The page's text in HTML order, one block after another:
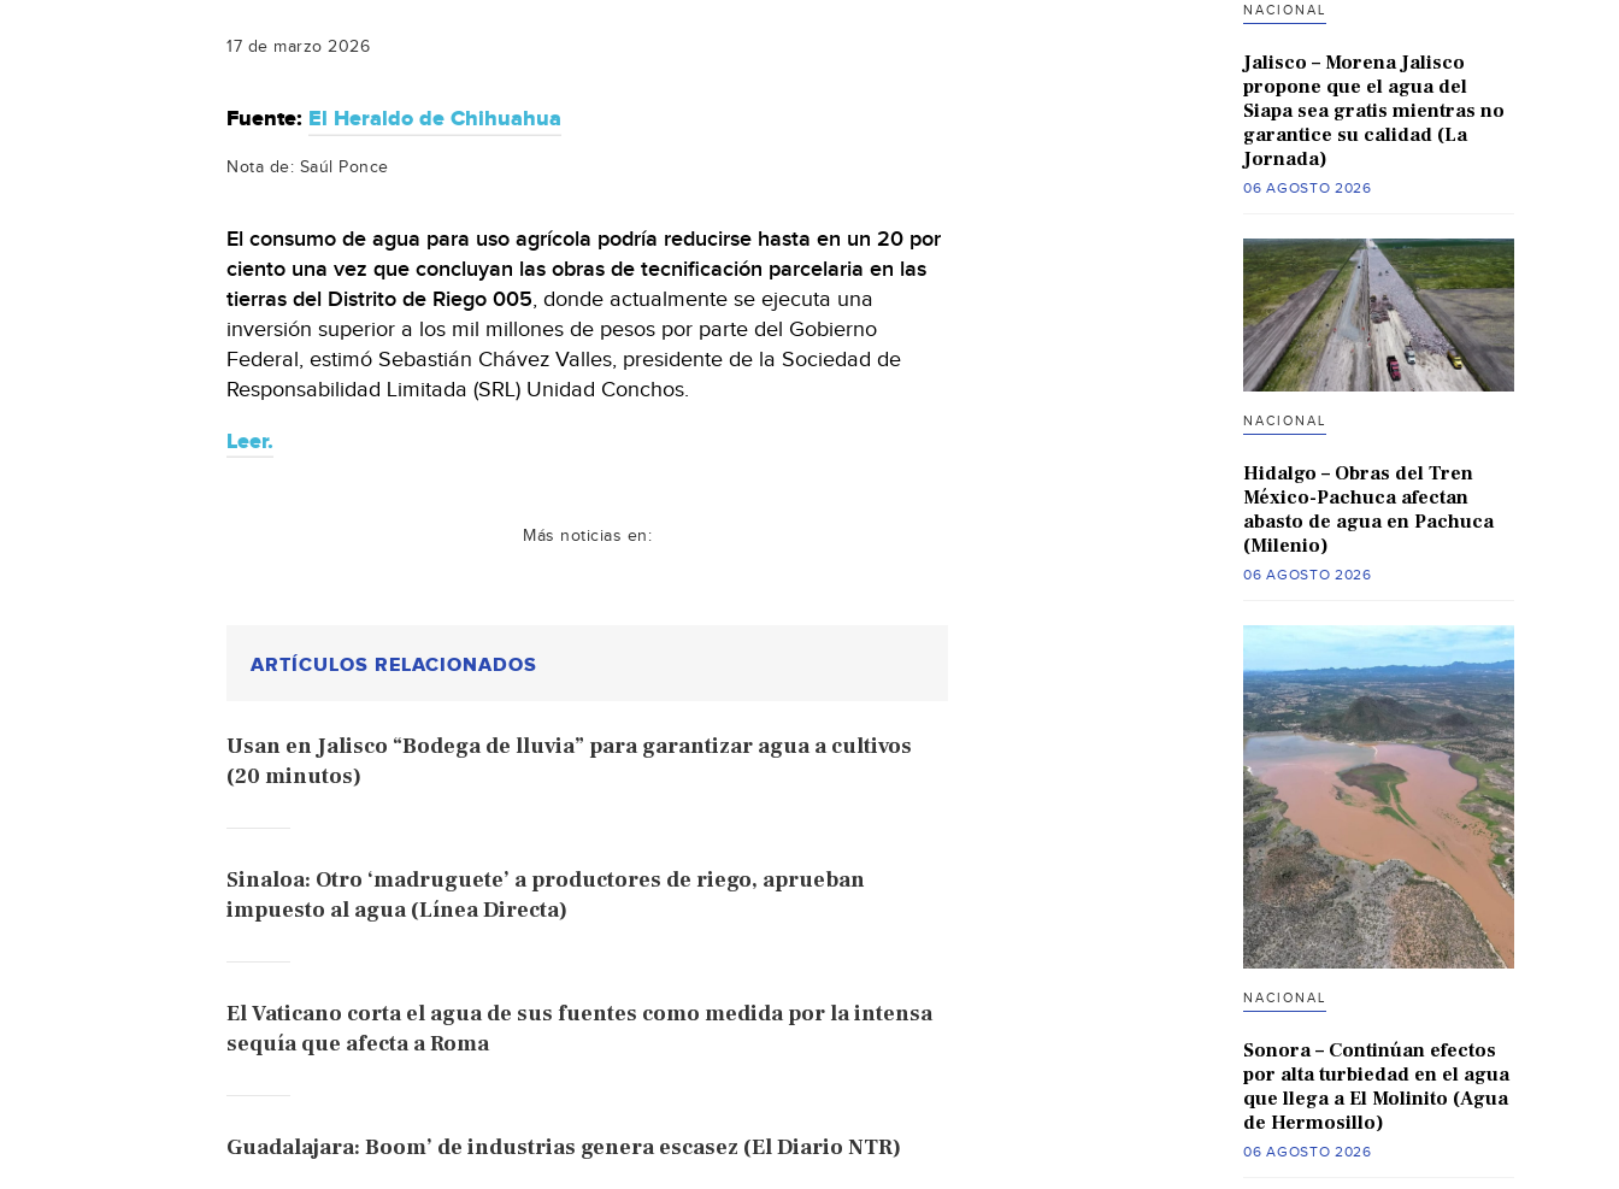
17 de marzo 2026
Fuente: El Heraldo de Chihuahua
Nota de: Saúl Ponce
El consumo de agua para uso agrícola podría reducirse hasta en un 20 por
ciento una vez que concluyan las obras de tecnificación parcelaria en las
tierras del Distrito de Riego 005, donde actualmente se ejecuta una
inversión superior a los mil millones de pesos por parte del Gobierno
Federal, estimó Sebastián Chávez Valles, presidente de la Sociedad de
Responsabilidad Limitada (SRL) Unidad Conchos.
Leer.
Más noticias en:
ARTÍCULOS RELACIONADOS
Usan en Jalisco “Bodega de lluvia” para garantizar agua a cultivos
(20 minutos)
Sinaloa: Otro ‘madruguete’ a productores de riego, aprueban
impuesto al agua (Línea Directa)
El Vaticano corta el agua de sus fuentes como medida por la intensa
sequía que afecta a Roma
Guadalajara: Boom’ de industrias genera escasez (El Diario NTR)
NACIONAL
Jalisco – Morena Jalisco
propone que el agua del
Siapa sea gratis mientras no
garantice su calidad (La
Jornada)
06 AGOSTO 2026
NACIONAL
Hidalgo – Obras del Tren
México-Pachuca afectan
abasto de agua en Pachuca
(Milenio)
06 AGOSTO 2026
NACIONAL
Sonora – Continúan efectos
por alta turbiedad en el agua
que llega a El Molinito (Agua
de Hermosillo)
06 AGOSTO 2026